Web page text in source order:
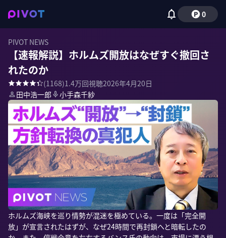
0
PIVOT NEWS
【速報解説】ホルムズ開放はなぜすぐ撤回さ
れたのか
(1168)1.4万回視聴2026年4月20日
田中浩一郎
小手森千紗
ホルムズ海峡を巡り情勢が混迷を極めている。一度は「完全開
放」が宣言されたはずが、なぜ24時間で再封鎖へと暗転したの